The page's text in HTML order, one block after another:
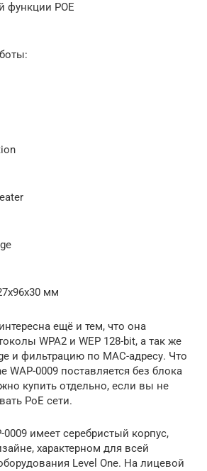
функции POE
мм
ещё и тем, что она
WPA2 и WEP 128-bit, а так же
и фильтрацию по MAC-адресу. Что
WAP-0009 поставляется без блока
купить отдельно, если вы не
PoE сети.
0009 имеет серебристый корпус,
характерном для всей
Level One. На лицевой